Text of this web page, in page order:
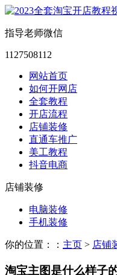
指导老师微信
1127508112
网站首页
如何开网店
全套教程
开店流程
店铺装修
直通车推广
美工教程
抖音电商
店铺装修
电脑装修
手机装修
你的位置：： 主页 > 店铺
淘宝主图是什么样子